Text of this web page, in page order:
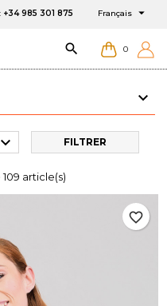
+34 985 301 875 Français 
 0
 FILTRER
article(s)
favorite_border